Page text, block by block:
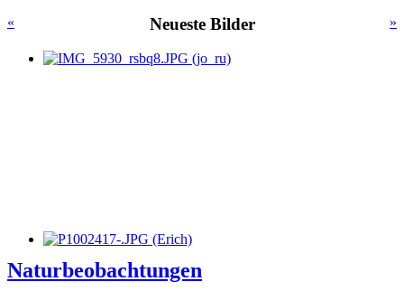
«
»
Neueste Bilder
Naturbeobachtungen